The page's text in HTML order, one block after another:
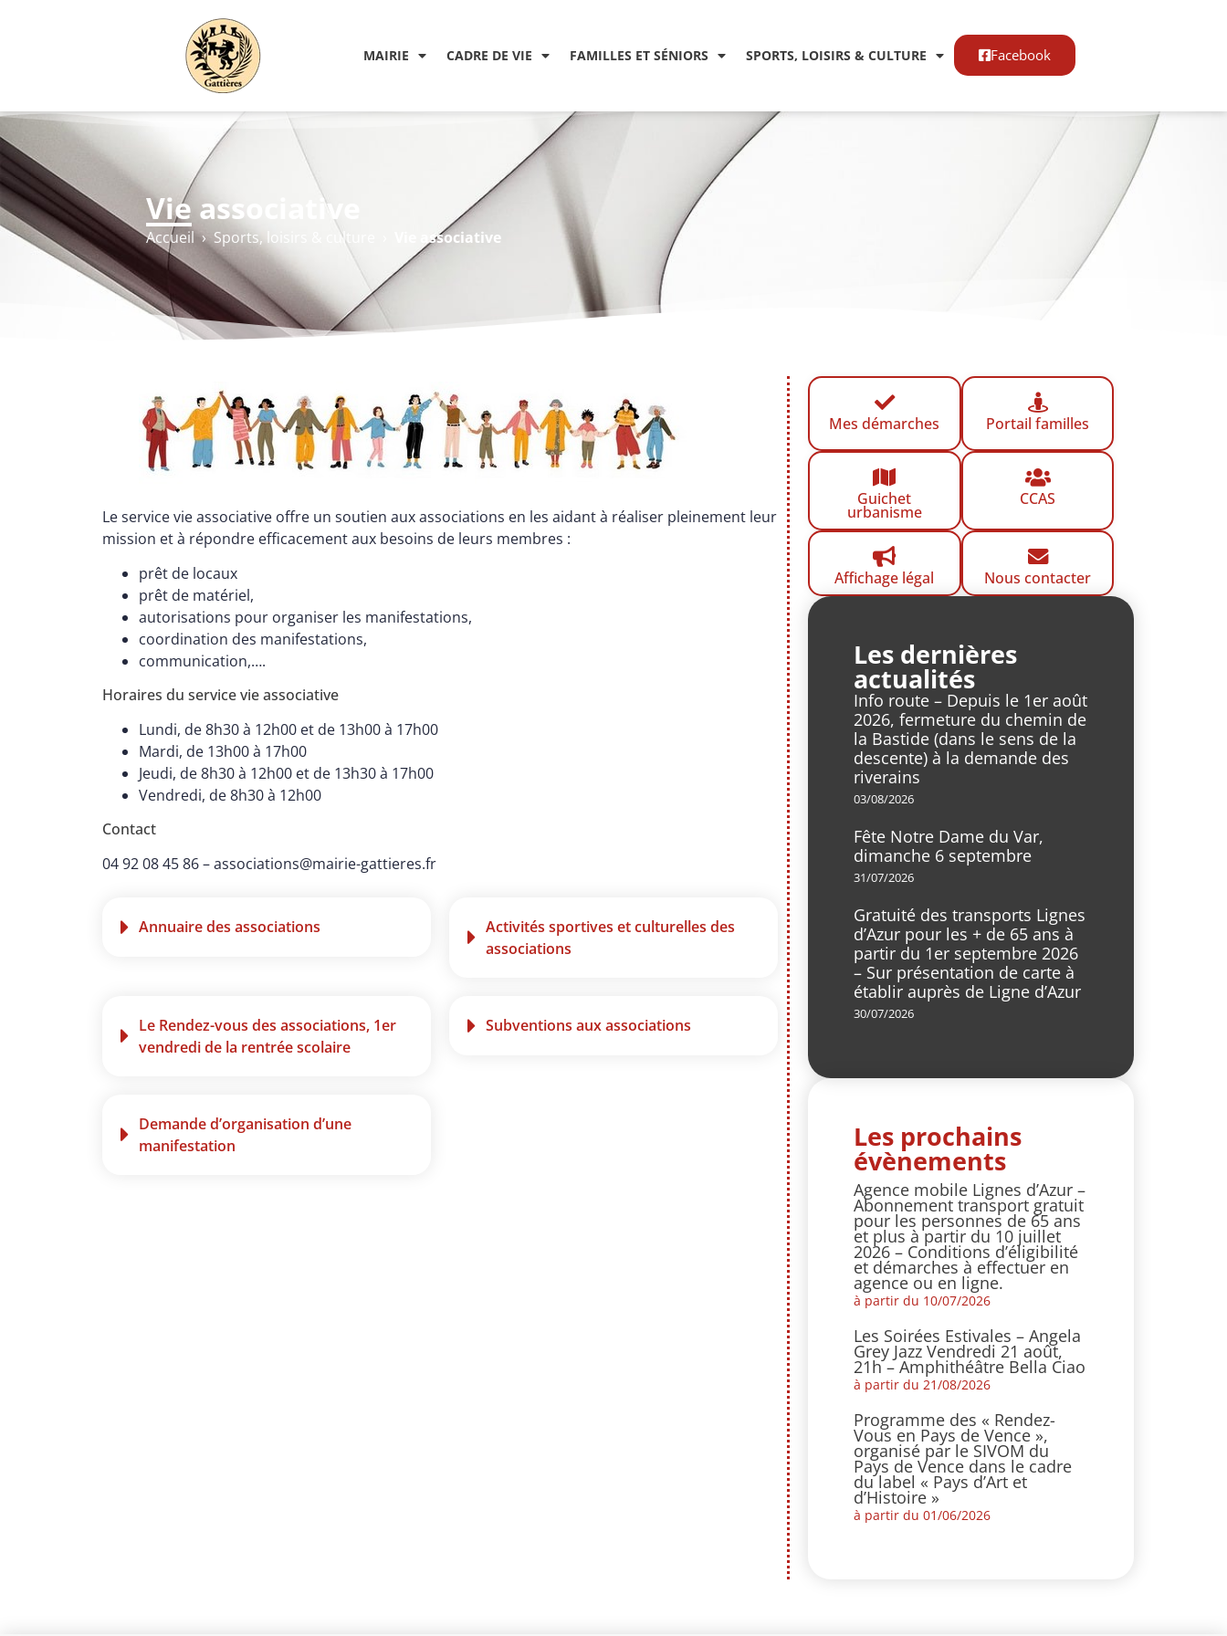
MAIRIE CADRE DE VIE FAMILLES ET SÉNIORS SPORTS, LOISIRS & CULTURE Facebook
Vie associative
Accueil› Sports, loisirs & culture Vie associative
Le service vie associative offre un soutien aux associations en les aidant à réaliser pleinement leur
mission et à répondre efficacement aux besoins de leurs membres :
prêt de locaux
prêt de matériel,
autorisations pour organiser les manifestations,
coordination des manifestations,
communication,….
Horaires du service vie associative
Lundi, de 8h30 à 12h00 et de 13h00 à 17h00
Mardi, de 13h00 à 17h00
Jeudi, de 8h30 à 12h00 et de 13h30 à 17h00
Vendredi, de 8h30 à 12h00
Contact
04 92 08 45 86–associations@mairie-gattieres.fr
Annuaire des associations
Activités sportives et culturelles des
associations
Le Rendez-vous des associations, 1er
vendredi de la rentrée scolaire
Subventions aux associations
Demande d’organisation d’une
manifestation
Mes démarches Portail familles
Guichet
urbanisme
CCAS
Affichage légal Nous contacter
Les dernières
actualités
Info route – Depuis le 1er août
2026, fermeture du chemin de
la Bastide (dans le sens de la
descente) à la demande des
riverains
03/08/2026
Fête Notre Dame du Var,
dimanche 6 septembre
31/07/2026
Gratuité des transports Lignes
d’Azur pour les + de 65 ans à
partir du 1er septembre 2026
– Sur présentation de carte à
établir auprès de Ligne d’Azur
30/07/2026
Les prochains
évènements
Agence mobile Lignes d’Azur –
Abonnement transport gratuit
pour les personnes de 65 ans
et plus à partir du 10 juillet
2026 – Conditions d’éligibilité
et démarches à effectuer en
agence ou en ligne.
à partir du 10/07/2026
Les Soirées Estivales – Angela
Grey Jazz Vendredi 21 août,
21h – Amphithéâtre Bella Ciao
à partir du 21/08/2026
Programme des « Rendez-
Vous en Pays de Vence »,
organisé par le SIVOM du
Pays de Vence dans le cadre
du label « Pays d’Art et
d’Histoire »
à partir du 01/06/2026